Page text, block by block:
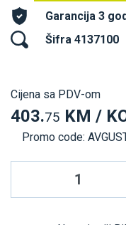
Garancija 3
Šifra 4137100
Cijena sa PDV-om
403.75 KM /
Promo code: